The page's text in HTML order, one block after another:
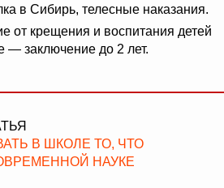
в Сибирь, телесные наказания.
от крещения и воспитания детей
— заключение до 2 лет.
В ШКОЛЕ ТО, ЧТО
НАУКЕ